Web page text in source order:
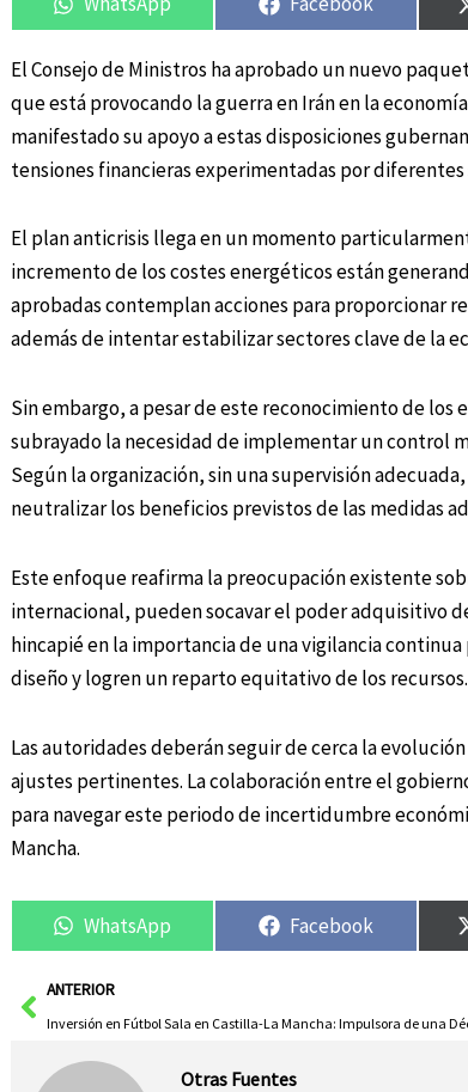
El Consejo de Ministros ha aprobado un nuevo
que está provocando la guerra en Irán en la
manifestado su apoyo a estas disposiciones
tensiones financieras experimentadas por diferentes
El plan anticrisis llega en un momento
incremento de los costes energéticos están
aprobadas contemplan acciones para proporcionar
además de intentar estabilizar sectores clave de la
Sin embargo, a pesar de este reconocimiento de los
subrayado la necesidad de implementar un control
Según la organización, sin una supervisión
neutralizar los beneficios previstos de las medidas
Este enfoque reafirma la preocupación existente
internacional, pueden socavar el poder adquisitivo
hincapié en la importancia de una vigilancia
diseño y logren un reparto equitativo de los recursos.
Las autoridades deberán seguir de cerca la
ajustes pertinentes. La colaboración entre el
para navegar este periodo de incertidumbre
Mancha.
WhatsApp Facebook
AntANTERIOR
Otras Fuentes